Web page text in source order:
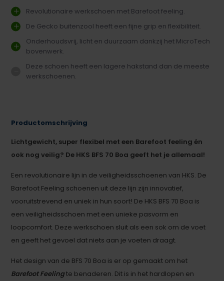
Revolutionaire werkschoen met Barefoot feeling.
De Gecko buitenzool heeft een fijne grip en flexibiliteit.
Onderhoudsvrij, licht en duurzaam dankzij het MicroTech
bovenwerk.
Deze schoen heeft een lagere hakstand dan de meeste
werkschoenen.
Productomschrijving
Lichtgewicht, super flexibel met een Barefoot feeling én
ook nog veilig? De HKS BFS 70 Boa geeft het je allemaal!
Een revolutionaire lijn in de veiligheidsschoenen van HKS. De
Barefoot Feeling schoenen uit deze lijn zijn innovatief,
vooruitstrevend en uniek in hun soort! De HKS BFS 70 Boa is
een veiligheidsschoen met een unieke pasvorm en
loopcomfort. Deze werkschoen sluit als een sok om de voet
en geeft het gevoel dat niets aan je voeten draagt.
Het design van de BFS 70 Boa is er op gemaakt om het
Barefoot Feelingte benaderen. Dit is in het hardlopen en